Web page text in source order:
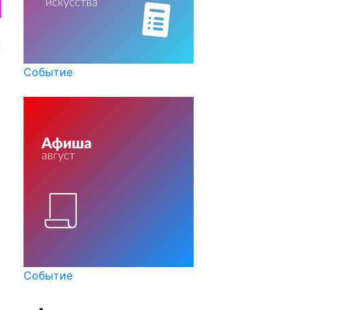
Событие
Событие